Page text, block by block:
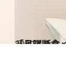
2020.6.8
「月曜断食
ライフスタ